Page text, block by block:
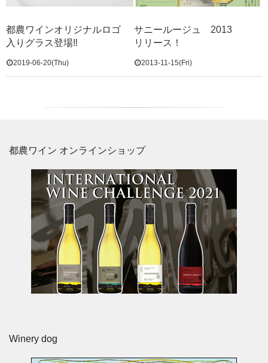
都農ワインオリジナルロゴ
入りグラス登場‼
2019-06-20(Thu)
サニールージュ 2013
リリース！
2013-11-15(Fri)
都農ワイン オンラインショップ
Winery dog